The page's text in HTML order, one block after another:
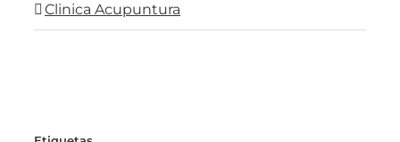
Clinica Acupuntura